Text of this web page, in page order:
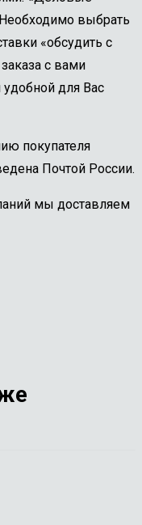
Необходимо выбрать
«обсудить с
с вами
для Вас
покупателя
Почтой России.
мы доставляем